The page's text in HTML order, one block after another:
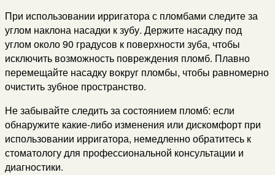
При использовании ирригатора с пломбами следите за
углом наклона насадки к зубу. Держите насадку под
углом около 90 градусов к поверхности зуба, чтобы
исключить возможность повреждения пломб. Плавно
перемещайте насадку вокруг пломбы, чтобы равномерно
очистить зубное пространство.
Не забывайте следить за состоянием пломб: если
обнаружите какие-либо изменения или дискомфорт при
использовании ирригатора, немедленно обратитесь к
стоматологу для профессиональной консультации и
диагностики.